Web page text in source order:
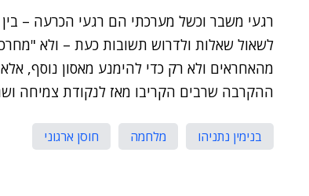
רגעי משבר וכשל מערכתי הם רגעי הכרעה – בין
לשאול שאלות ולדרוש תשובות כעת – ולא
ההקרבה שרבים הקריבו מאז לנקודת צמיחה
בנימין נתניהו מלחמה חוסן ארגוני